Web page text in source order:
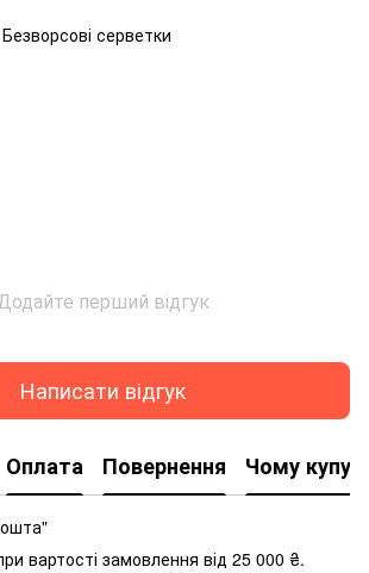
Безворсові серветки
Додайте перший відгук
Написати відгук
Оплата Повернення Чому
вартості замовлення від 25 000 ₴.